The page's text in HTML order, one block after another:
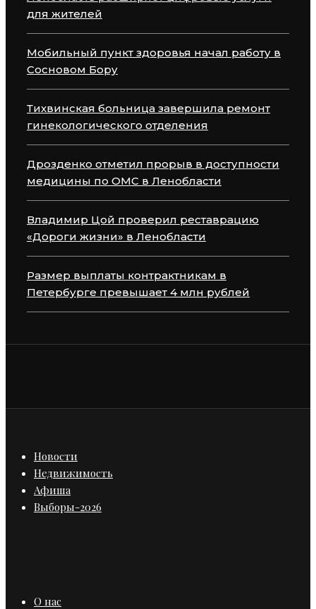
для жителей
Мобильный пункт здоровья начал работу в
Сосновом Бору
Тихвинская больница завершила ремонт
гинекологического отделения
Дрозденко отметил прорыв в доступности
медицины по ОМС в Ленобласти
Владимир Цой проверил реставрацию
«Дороги жизни» в Ленобласти
Размер выплаты контрактникам в
Петербурге превышает 4 млн рублей
Новости
Недвижимость
Афиша
Выборы-2026
О нас